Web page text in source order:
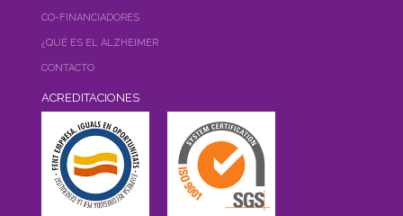
CO-FINANCIADORES
¿QUÉ ES EL ALZHEIMER
CONTACTO
ACREDITACIONES